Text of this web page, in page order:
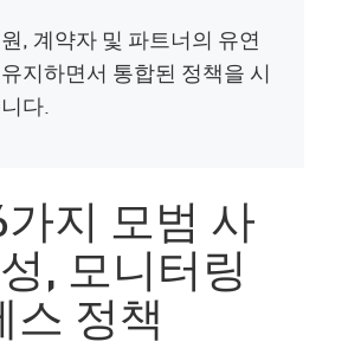
, 계약자 및 파트너의 유연
지하면서 통합된 정책을 시
다.
지 모범 사
, 모니터링
스 정책